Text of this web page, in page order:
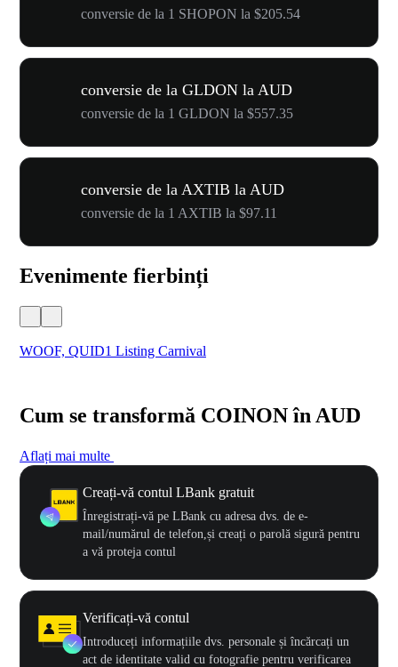
conversie de la 1 SHOPON la $205.54
conversie de la GLDON la AUD
conversie de la 1 GLDON la $557.35
conversie de la AXTIB la AUD
conversie de la 1 AXTIB la $97.11
Evenimente fierbinți
WOOF, QUID1 Listing Carnival
Cum se transformă COINON în AUD
Aflați mai multe
Creați-vă contul LBank gratuit
Înregistrați-vă pe LBank cu adresa dvs. de e-
mail/numărul de telefon,și creați o parolă sigură pentru
a vă proteja contul
Verificați-vă contul
Introduceți informațiile dvs. personale și încărcați un
act de identitate valid cu fotografie pentru verificarea